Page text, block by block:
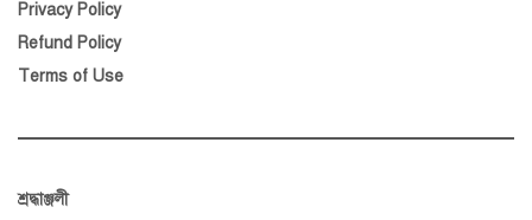
Privacy Policy
Refund Policy
Terms of Use
শ্রদ্ধাঞ্জলী